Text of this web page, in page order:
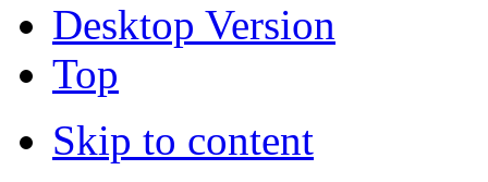
Desktop Version
Top
Skip to content